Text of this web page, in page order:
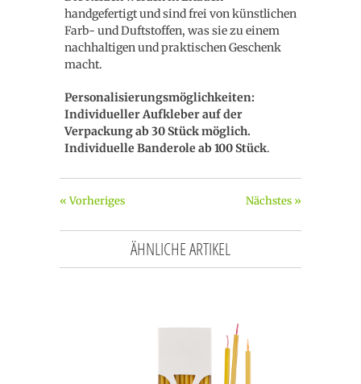
handgefertigt und sind frei von künstlichen
Farb- und Duftstoffen, was sie zu einem
nachhaltigen und praktischen Geschenk
macht.
Personalisierungsmöglichkeiten:
Individueller Aufkleber auf der
Verpackung ab 30 Stück möglich.
Individuelle Banderole ab 100 Stück.
Nächstes »
« Vorheriges
ÄHNLICHE ARTIKEL